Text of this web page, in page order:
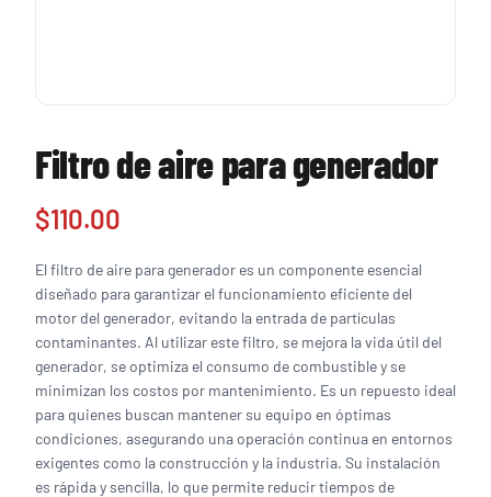
Filtro de aire para generador
$110.00
El filtro de aire para generador es un componente esencial
diseñado para garantizar el funcionamiento eficiente del
motor del generador, evitando la entrada de partículas
contaminantes. Al utilizar este filtro, se mejora la vida útil del
generador, se optimiza el consumo de combustible y se
minimizan los costos por mantenimiento. Es un repuesto ideal
para quienes buscan mantener su equipo en óptimas
condiciones, asegurando una operación continua en entornos
exigentes como la construcción y la industria. Su instalación
es rápida y sencilla, lo que permite reducir tiempos de